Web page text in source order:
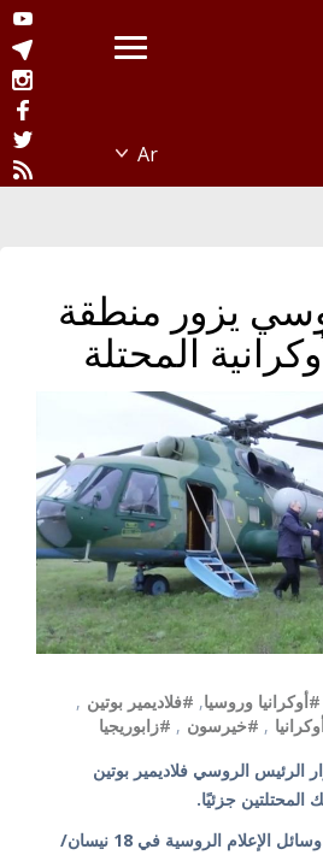
يزور منطقة
المحتلة
#أوكرانيا وروسيا, #فلاديمير بوتين ,
, #خيرسون , #زابوريجيا
الرئيس الروسي فلاديمير بوتين
جزئيًا.
وأظهر الفيديو الذي نشرته وسائل الإعلام الروسية في 18 نيسان/